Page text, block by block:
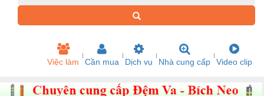
Việc làm Cần mua Dịch vụ Nhà cung cấp Video clip